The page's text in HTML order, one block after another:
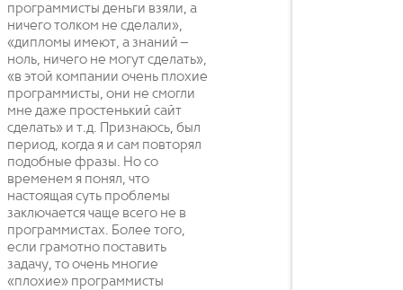
программисты деньги взяли, а
ничего толком не сделали»,
«дипломы имеют, а знаний –
ноль, ничего не могут сделать»,
«в этой компании очень плохие
программисты, они не смогли
мне даже простенький сайт
сделать» и т.д. Признаюсь, был
период, когда я и сам повторял
подобные фразы. Но со
временем я понял, что
настоящая суть проблемы
заключается чаще всего не в
программистах. Более того,
если грамотно поставить
задачу, то очень многие
«плохие» программисты